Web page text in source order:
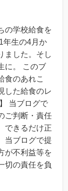
の学校給食を
年生の4月か
ました。そし
に。 このブ
食のあれこ
した給食のレ
当ブログで
ご判断・責任
できるだけ正
当ブログで提
が不利益等を
切の責任を負